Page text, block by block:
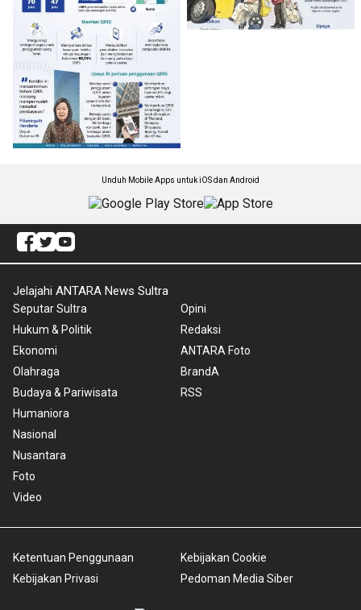
Unduh Mobile Apps untuk iOS dan Android
Jelajahi ANTARA News Sultra
Seputar Sultra
Hukum & Politik
Ekonomi
Olahraga
Budaya & Pariwisata
Humaniora
Nasional
Nusantara
Foto
Video
Opini
Redaksi
ANTARA Foto
BrandA
RSS
Ketentuan Penggunaan
Kebijakan Privasi
Kebijakan Cookie
Pedoman Media Siber